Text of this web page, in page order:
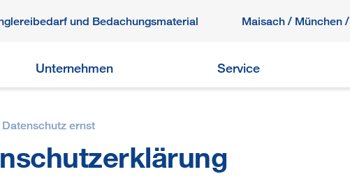
und Bedachungsmaterial Maisach/ München/
Unternehmen Service
ernst